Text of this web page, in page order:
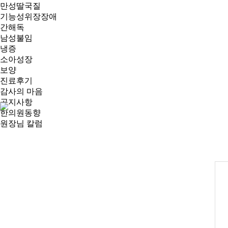
만성딸국질
기능성위장장애
간해독
남성불임
냉증
소아성장
보양
진료후기
감사의 마음
공지사항
한의원동향
원장님 칼럼